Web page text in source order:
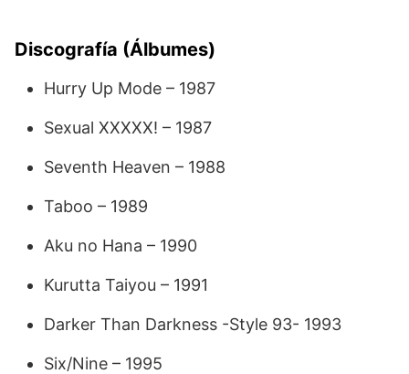
Discografía (Álbumes)
Hurry Up Mode – 1987
Sexual XXXXX! – 1987
Seventh Heaven – 1988
Taboo – 1989
Aku no Hana – 1990
Kurutta Taiyou – 1991
Darker Than Darkness -Style 93- 1993
Six/Nine – 1995